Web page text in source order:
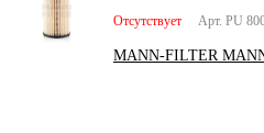
Арт. PU
Отсутствует
MANN-FILTER